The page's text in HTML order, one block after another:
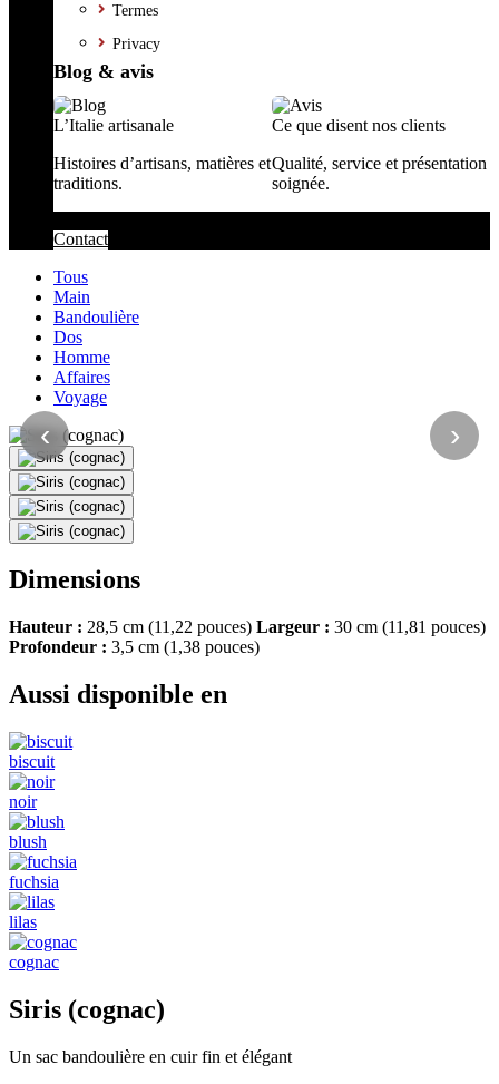
Termes
Privacy
Blog & avis
L’Italie artisanale
Histoires d’artisans, matières et
traditions.
Ce que disent nos clients
Qualité, service et présentation
soignée.
Contact
Tous
Main
Bandoulière
Dos
Homme
Affaires
Voyage
‹ ›
Dimensions
Hauteur : 28,5 cm (11,22 pouces) Largeur : 30 cm (11,81 pouces)
Profondeur : 3,5 cm (1,38 pouces)
Aussi disponible en
biscuit
noir
blush
fuchsia
lilas
cognac
Siris (cognac)
Un sac bandoulière en cuir fin et élégant